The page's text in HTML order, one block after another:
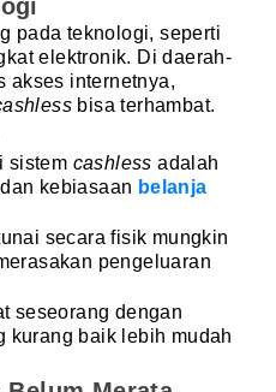
pada teknologi, seperti
elektronik. Di daerah-
akses internetnya,
bisa terhambat.
sistem cashless adalah
kebiasaan belanja
secara fisik mungkin
pengeluaran
seseorang dengan
kurang baik lebih mudah